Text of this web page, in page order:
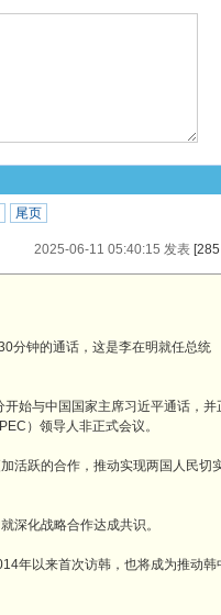
尾页
2025-06-11 05:40:15 发表[285
分钟的通话，这是李在明就任总统
始与中国国家主席习近平通话，并
）领导人非正式会议。
活跃的合作，推动实现两国人民切
深化战略合作达成共识。
年以来首次访韩，也将成为推动韩